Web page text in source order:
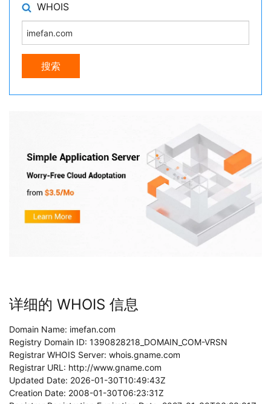
WHOIS
搜索
详细的 WHOIS 信息
Domain Name: imefan.com
Registry Domain ID: 1390828218_DOMAIN_COM-VRSN
Registrar WHOIS Server: whois.gname.com
Registrar URL: http://www.gname.com
Updated Date: 2026-01-30T10:49:43Z
Creation Date: 2008-01-30T06:23:31Z